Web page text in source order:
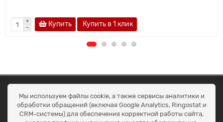
Купить Купить в 1 клик
ОКЕАН ТРЕЙД
Договір публичної оферти
Доставка та оплата
Наші контакти
Мы используем файлы cookie, а также сервисы аналитики и
обработки обращений (включая Google Analytics, Ringostat и
CRM-системы) для обеспечения корректной работы сайта,